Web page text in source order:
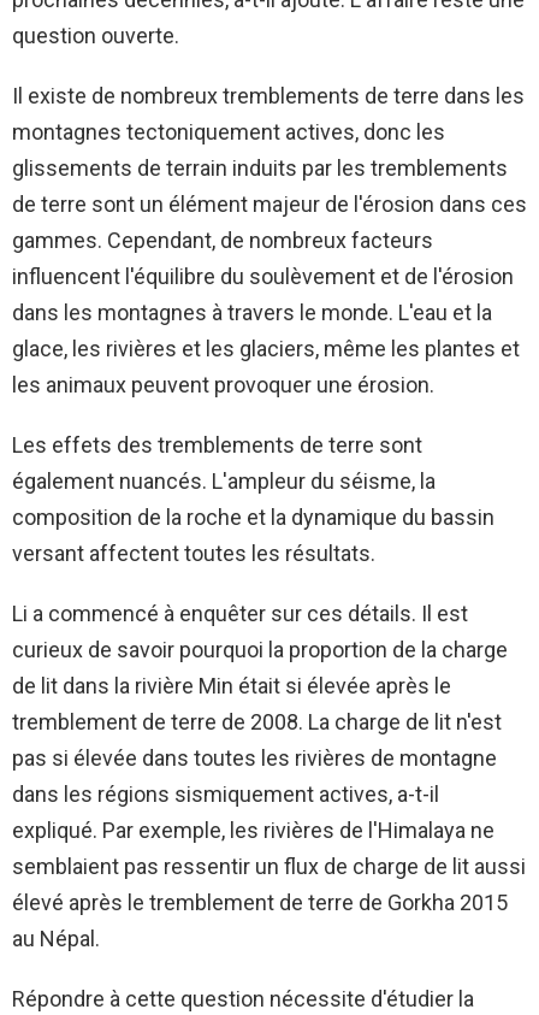
question ouverte.
Il existe de nombreux tremblements de terre dans les
montagnes tectoniquement actives, donc les
glissements de terrain induits par les tremblements
de terre sont un élément majeur de l'érosion dans ces
gammes. Cependant, de nombreux facteurs
influencent l'équilibre du soulèvement et de l'érosion
dans les montagnes à travers le monde. L'eau et la
glace, les rivières et les glaciers, même les plantes et
les animaux peuvent provoquer une érosion.
Les effets des tremblements de terre sont
également nuancés. L'ampleur du séisme, la
composition de la roche et la dynamique du bassin
versant affectent toutes les résultats.
Li a commencé à enquêter sur ces détails. Il est
curieux de savoir pourquoi la proportion de la charge
de lit dans la rivière Min était si élevée après le
tremblement de terre de 2008. La charge de lit n'est
pas si élevée dans toutes les rivières de montagne
dans les régions sismiquement actives, a-t-il
expliqué. Par exemple, les rivières de l'Himalaya ne
semblaient pas ressentir un flux de charge de lit aussi
élevé après le tremblement de terre de Gorkha 2015
au Népal.
Répondre à cette question nécessite d'étudier la